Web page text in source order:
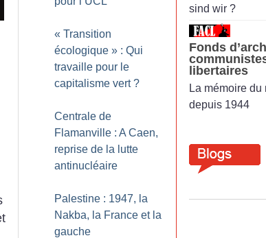
« Transition
écologique » : Qui
travaille pour le
capitalisme vert ?
Centrale de
Flamanville : A Caen,
reprise de la lutte
antinucléaire
Palestine : 1947, la
Nakba, la France et la
gauche
sind wir ?
Fonds
libertaires
La mémoire du
depuis 1944